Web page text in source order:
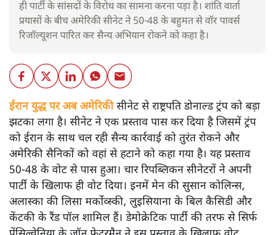
ही पार्टी के सांसदों के विरोध का सामना करना पड़ा है। शांति वार्ता
प्रयासों के बीच अमेरिकी सीनेट ने 50-48 के बहुमत से वॉर पावर्स
रिजॉल्यूशन पारित कर सैन्य अभियान रोकने को कहा है।
ईरान युद्ध पर अब अमेरिकीसीनेट से राष्ट्रपति डोनाल्ड ट्रंप को बड़ा
झटका लगा है। सीनेट ने एक प्रस्ताव पास कर दिया है जिसमें ट्रंप
को ईरान के साथ चल रही सैन्य कार्रवाई को तुरंत रोकने और
अमेरिकी सैनिकों को वहां से हटाने को कहा गया है। यह प्रस्ताव
50-48 के वोट से पास हुआ। चार रिपब्लिकन सीनेटरों ने अपनी
पार्टी के खिलाफ ही वोट दिया। इनमें मेन की सुसान कोलिन्स,
अलास्का की लिसा मर्कोव्स्की, लुइसियाना के बिल कैसिडी और
केंटकी के रैंड पॉल शामिल हैं। डेमोक्रेटिक पार्टी की तरफ से सिर्फ